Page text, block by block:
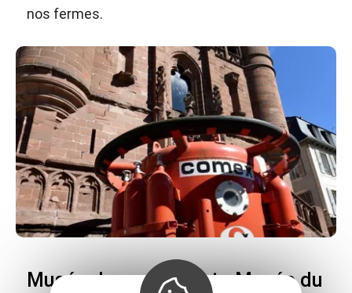
nos fermes.
Musée Joseph Vaylet - Musée du